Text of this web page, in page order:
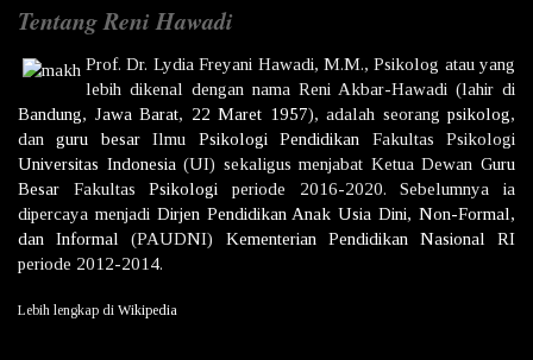
Tentang Reni Hawadi
Prof. Dr. Lydia Freyani Hawadi, M.M., Psikolog atau yang
lebih dikenal dengan nama Reni Akbar-Hawadi (lahir di
Bandung, Jawa Barat, 22 Maret 1957), adalah seorang psikolog,
danguru besarIlmu Psikologi Pendidikan Fakultas Psikologi
Universitas Indonesia (UI) sekaligus menjabat Ketua DewanGuru
Besar FakultasPsikologi periode 2016-2020. Sebelumnya ia
dipercaya menjadi Dirjen Pendidikan Anak Usia Dini, Non-Formal,
dan Informal
(PAUDNI) Kementerian Pendidikan Nasional
RI
periode 2012-2014.
Lebih lengkap di Wikipedia